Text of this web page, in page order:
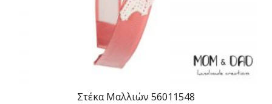
Στέκα Μαλλιών 56011548